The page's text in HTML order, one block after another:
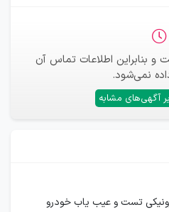
بنابراین اطلاعات تماس آن
نمی‌شود.
آگهی‌های مشابه
تست و عیب یاب خودرو